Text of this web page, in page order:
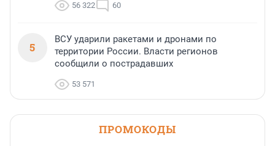
56 322 60
5
ВСУ ударили ракетами и дронами по
территории России. Власти регионов
сообщили о пострадавших
53 571
ПРОМОКОДЫ